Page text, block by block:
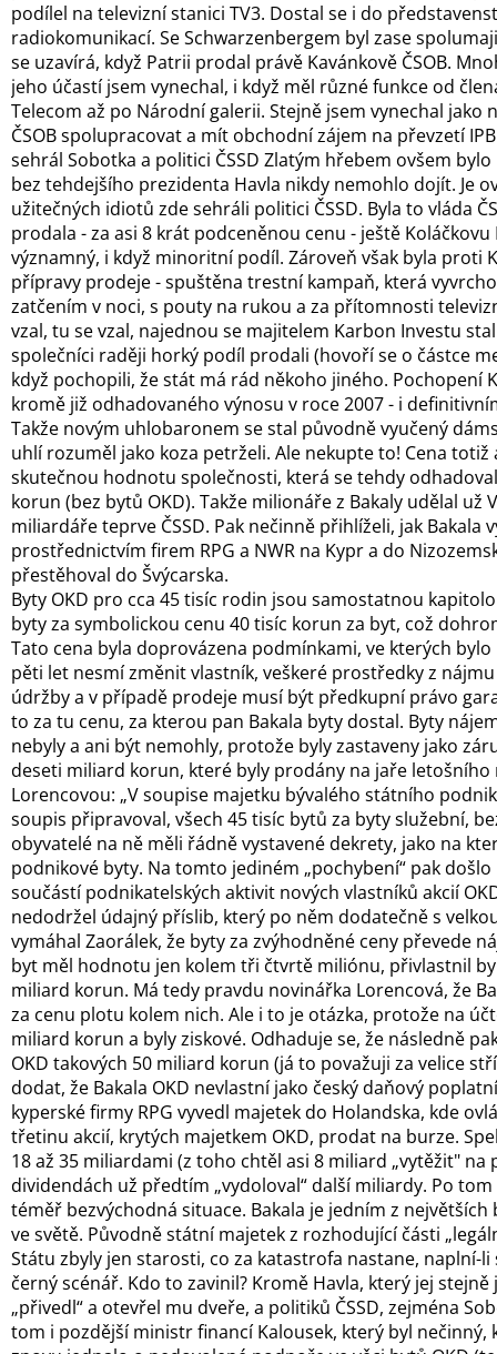
podílel na televizní stanici TV3. Dostal se i do
radiokomunikací. Se Schwarzenbergem byl zase
se uzavírá, když Patrii prodal právě Kavánkově ČSOB.
jeho účastí jsem vynechal, i když měl různé funkce od
Telecom až po Národní galerii. Stejně jsem vynechal jako
ČSOB spolupracovat a mít obchodní zájem na převzetí
sehrál Sobotka a politici ČSSD Zlatým hřebem ovšem
bez tehdejšího prezidenta Havla nikdy nemohlo dojít. Je
užitečných idiotů zde sehráli politici ČSSD. Byla to vláda
prodala - za asi 8 krát podceněnou cenu - ještě
významný, i když minoritní podíl. Zároveň však byla proti
přípravy prodeje - spuštěna trestní kampaň, která
zatčením v noci, s pouty na rukou a za přítomnosti
vzal, tu se vzal, najednou se majitelem Karbon Investu
společníci raději horký podíl prodali (hovoří se o částce
když pochopili, že stát má rád někoho jiného. Pochopení
kromě již odhadovaného výnosu v roce 2007 - i
Takže novým uhlobaronem se stal původně vyučený
uhlí rozuměl jako koza petrželi. Ale nekupte to! Cena totiž
skutečnou hodnotu společnosti, která se tehdy
korun (bez bytů OKD). Takže milionáře z Bakaly udělal už
miliardáře teprve ČSSD. Pak nečinně přihlíželi, jak Bakala
prostřednictvím firem RPG a NWR na Kypr a do
přestěhoval do Švýcarska.
Byty OKD pro cca 45 tisíc rodin jsou samostatnou
byty za symbolickou cenu 40 tisíc korun za byt, což
Tato cena byla doprovázena podmínkami, ve kterých
pěti let nesmí změnit vlastník, veškeré prostředky z
údržby a v případě prodeje musí být předkupní právo
to za tu cenu, za kterou pan Bakala byty dostal. Byty
nebyly a ani být nemohly, protože byly zastaveny jako
deseti miliard korun, které byly prodány na jaře letošního
Lorencovou: „V soupise majetku bývalého státního
soupis připravoval, všech 45 tisíc bytů za byty služební,
obyvatelé na ně měli řádně vystavené dekrety, jako na
podnikové byty. Na tomto jediném „pochybení“ pak
součástí podnikatelských aktivit nových vlastníků akcií
nedodržel údajný příslib, který po něm dodatečně s
vymáhal Zaorálek, že byty za zvýhodněné ceny převede
byt měl hodnotu jen kolem tři čtvrtě miliónu, přivlastnil by
miliard korun. Má tedy pravdu novinářka Lorencová, že
za cenu plotu kolem nich. Ale i to je otázka, protože na
miliard korun a byly ziskové. Odhaduje se, že následně
OKD takových 50 miliard korun (já to považuji za velice
dodat, že Bakala OKD nevlastní jako český daňový
kyperské firmy RPG vyvedl majetek do Holandska, kde
třetinu akcií, krytých majetkem OKD, prodat na burze.
18 až 35 miliardami (z toho chtěl asi 8 miliard „vytěžit" na
dividendách už předtím „vydoloval“ další miliardy. Po
téměř bezvýchodná situace. Bakala je jedním z největších
ve světě. Původně státní majetek z rozhodující části
Státu zbyly jen starosti, co za katastrofa nastane, naplní-
černý scénář. Kdo to zavinil? Kromě Havla, který jej
„přivedl“ a otevřel mu dveře, a politiků ČSSD, zejména
tom i pozdější ministr financí Kalousek, který byl nečinný,